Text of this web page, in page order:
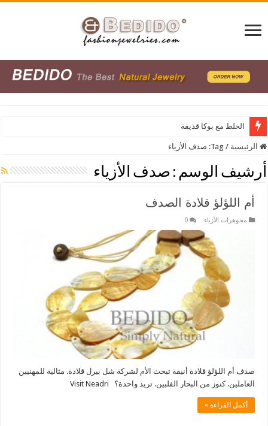
الخلط مع بوكا قذيفة
الرئيسية /
Tag: صدف الأزياء
أرشيف الوسم : صدف الأزياء
أم اللؤلؤ قلادة الصدف
مجوهرات الأزياء 0
صدف أم اللؤلؤ قلادة أنيقة تبحث الأم لشركة شل بيرل قلادة. مثالية للمهنيين
العاملين. كنوز من البحار الفلبين. تريد واحدة؟ Visit Neadri
أكمل القراءة »